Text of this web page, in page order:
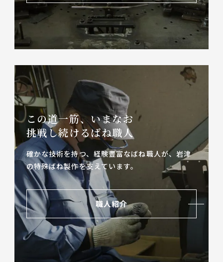
この道一筋、いまなお
挑戦し続けるばね職人
確かな技術を持つ、経験豊富なばね職人が、岩津
の特殊ばね製作を支えています。
職人紹介